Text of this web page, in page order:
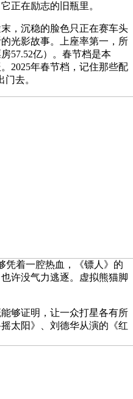
正在励志的旧瓶里。
沉稳的脸色只正在赛车头
光影故事。上座率第一，所
57.52亿）。春节档是本
2025年春节档，记住那些配
去。
凭着一腔热血，《镖人》的
许没气力逃逐。虚拟熊猫脚
证明，让一众打星各有所
太阳》、刘德华从演的《红